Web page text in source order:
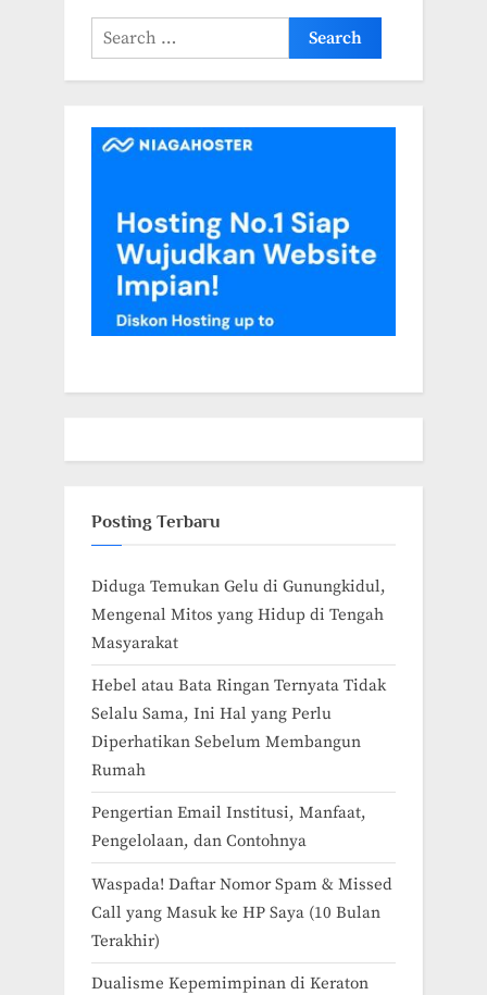
Search
for:
Posting Terbaru
Diduga Temukan Gelu di Gunungkidul,
Mengenal Mitos yang Hidup di Tengah
Masyarakat
Hebel atau Bata Ringan Ternyata Tidak
Selalu Sama, Ini Hal yang Perlu
Diperhatikan Sebelum Membangun
Rumah
Pengertian Email Institusi, Manfaat,
Pengelolaan, dan Contohnya
Waspada! Daftar Nomor Spam & Missed
Call yang Masuk ke HP Saya (10 Bulan
Terakhir)
Dualisme Kepemimpinan di Keraton